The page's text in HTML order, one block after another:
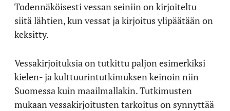
Todennäköisesti vessan seiniin on kirjoiteltu
siitä lähtien, kun vessat ja kirjoitus ylipäätään on
keksitty.
Vessakirjoituksia on tutkittu paljon esimerkiksi
kielen- ja kulttuurintutkimuksen keinoin niin
Suomessa kuin maailmallakin. Tutkimusten
mukaan vessakirjoitusten tarkoitus on synnyttää